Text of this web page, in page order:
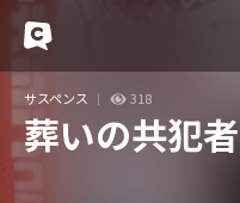
サスペンス 318
葬いの共犯者